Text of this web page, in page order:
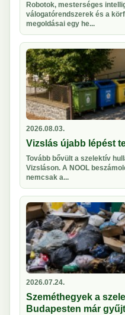
Robotok, mesterséges
válogatórendszerek és a
megoldásai egy he...
2026.08.03.
Vizslás újabb lépést
Tovább bővült a szelektív
Vizsláson. A NOOL
nemcsak a...
2026.07.24.
Szeméthegyek a
Budapesten már